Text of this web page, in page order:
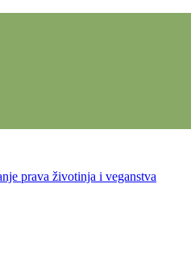
prava životinja i veganstva